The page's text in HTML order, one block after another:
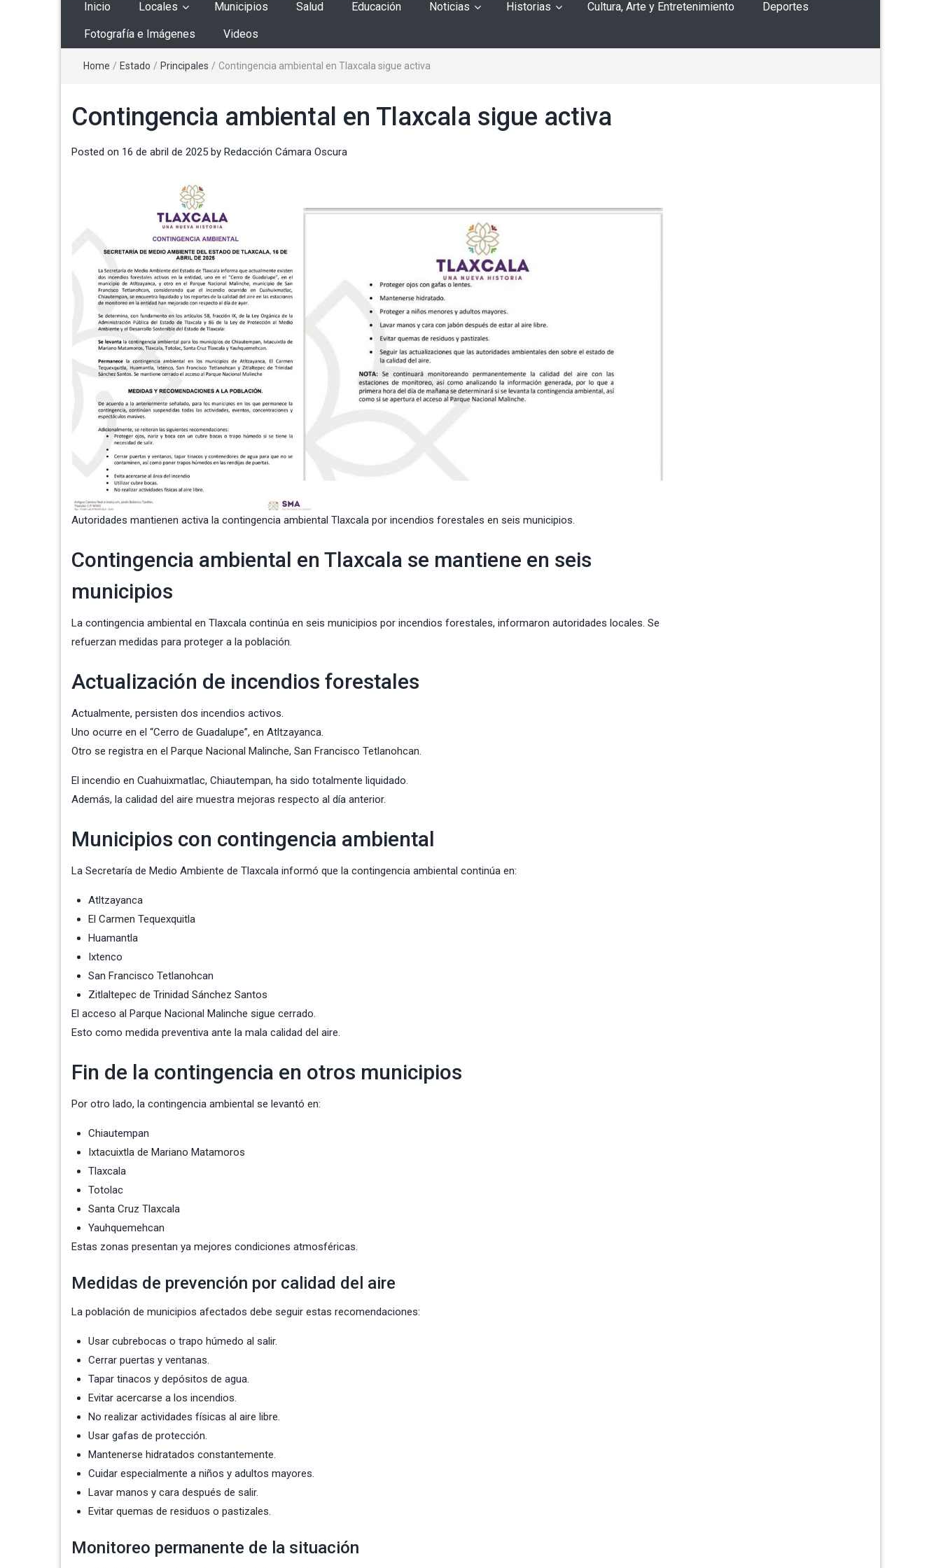
Inicio Locales Municipios Salud Educación Noticias Historias Cultura, Arte y Entretenimiento Deportes
Fotografía e Imágenes Videos
Home / Estado / Principales / Contingencia ambiental en Tlaxcala sigue activa
Contingencia ambiental en Tlaxcala sigue activa
Posted on 16 de abril de 2025 by Redacción Cámara Oscura
Autoridades mantienen activa la contingencia ambiental Tlaxcala por incendios forestales en seis municipios.
Contingencia ambiental en Tlaxcala se mantiene en seis
municipios
La contingencia ambiental en Tlaxcala continúa en seis municipios por incendios forestales, informaron autoridades locales. Se
refuerzan medidas para proteger a la población.
Actualización de incendios forestales
Actualmente, persisten dos incendios activos.
Uno ocurre en el “Cerro de Guadalupe”, en Atltzayanca.
Otro se registra en el Parque Nacional Malinche, San Francisco Tetlanohcan.
El incendio en Cuahuixmatlac, Chiautempan, ha sido totalmente liquidado.
Además, la calidad del aire muestra mejoras respecto al día anterior.
Municipios con contingencia ambiental
La Secretaría de Medio Ambiente de Tlaxcala informó que la contingencia ambiental continúa en:
Atltzayanca
El Carmen Tequexquitla
Huamantla
Ixtenco
San Francisco Tetlanohcan
Zitlaltepec de Trinidad Sánchez Santos
El acceso al Parque Nacional Malinche sigue cerrado.
Esto como medida preventiva ante la mala calidad del aire.
Fin de la contingencia en otros municipios
Por otro lado, la contingencia ambiental se levantó en:
Chiautempan
Ixtacuixtla de Mariano Matamoros
Tlaxcala
Totolac
Santa Cruz Tlaxcala
Yauhquemehcan
Estas zonas presentan ya mejores condiciones atmosféricas.
Medidas de prevención por calidad del aire
La población de municipios afectados debe seguir estas recomendaciones:
Usar cubrebocas o trapo húmedo al salir.
Cerrar puertas y ventanas.
Tapar tinacos y depósitos de agua.
Evitar acercarse a los incendios.
No realizar actividades físicas al aire libre.
Usar gafas de protección.
Mantenerse hidratados constantemente.
Cuidar especialmente a niños y adultos mayores.
Lavar manos y cara después de salir.
Evitar quemas de residuos o pastizales.
Monitoreo permanente de la situación